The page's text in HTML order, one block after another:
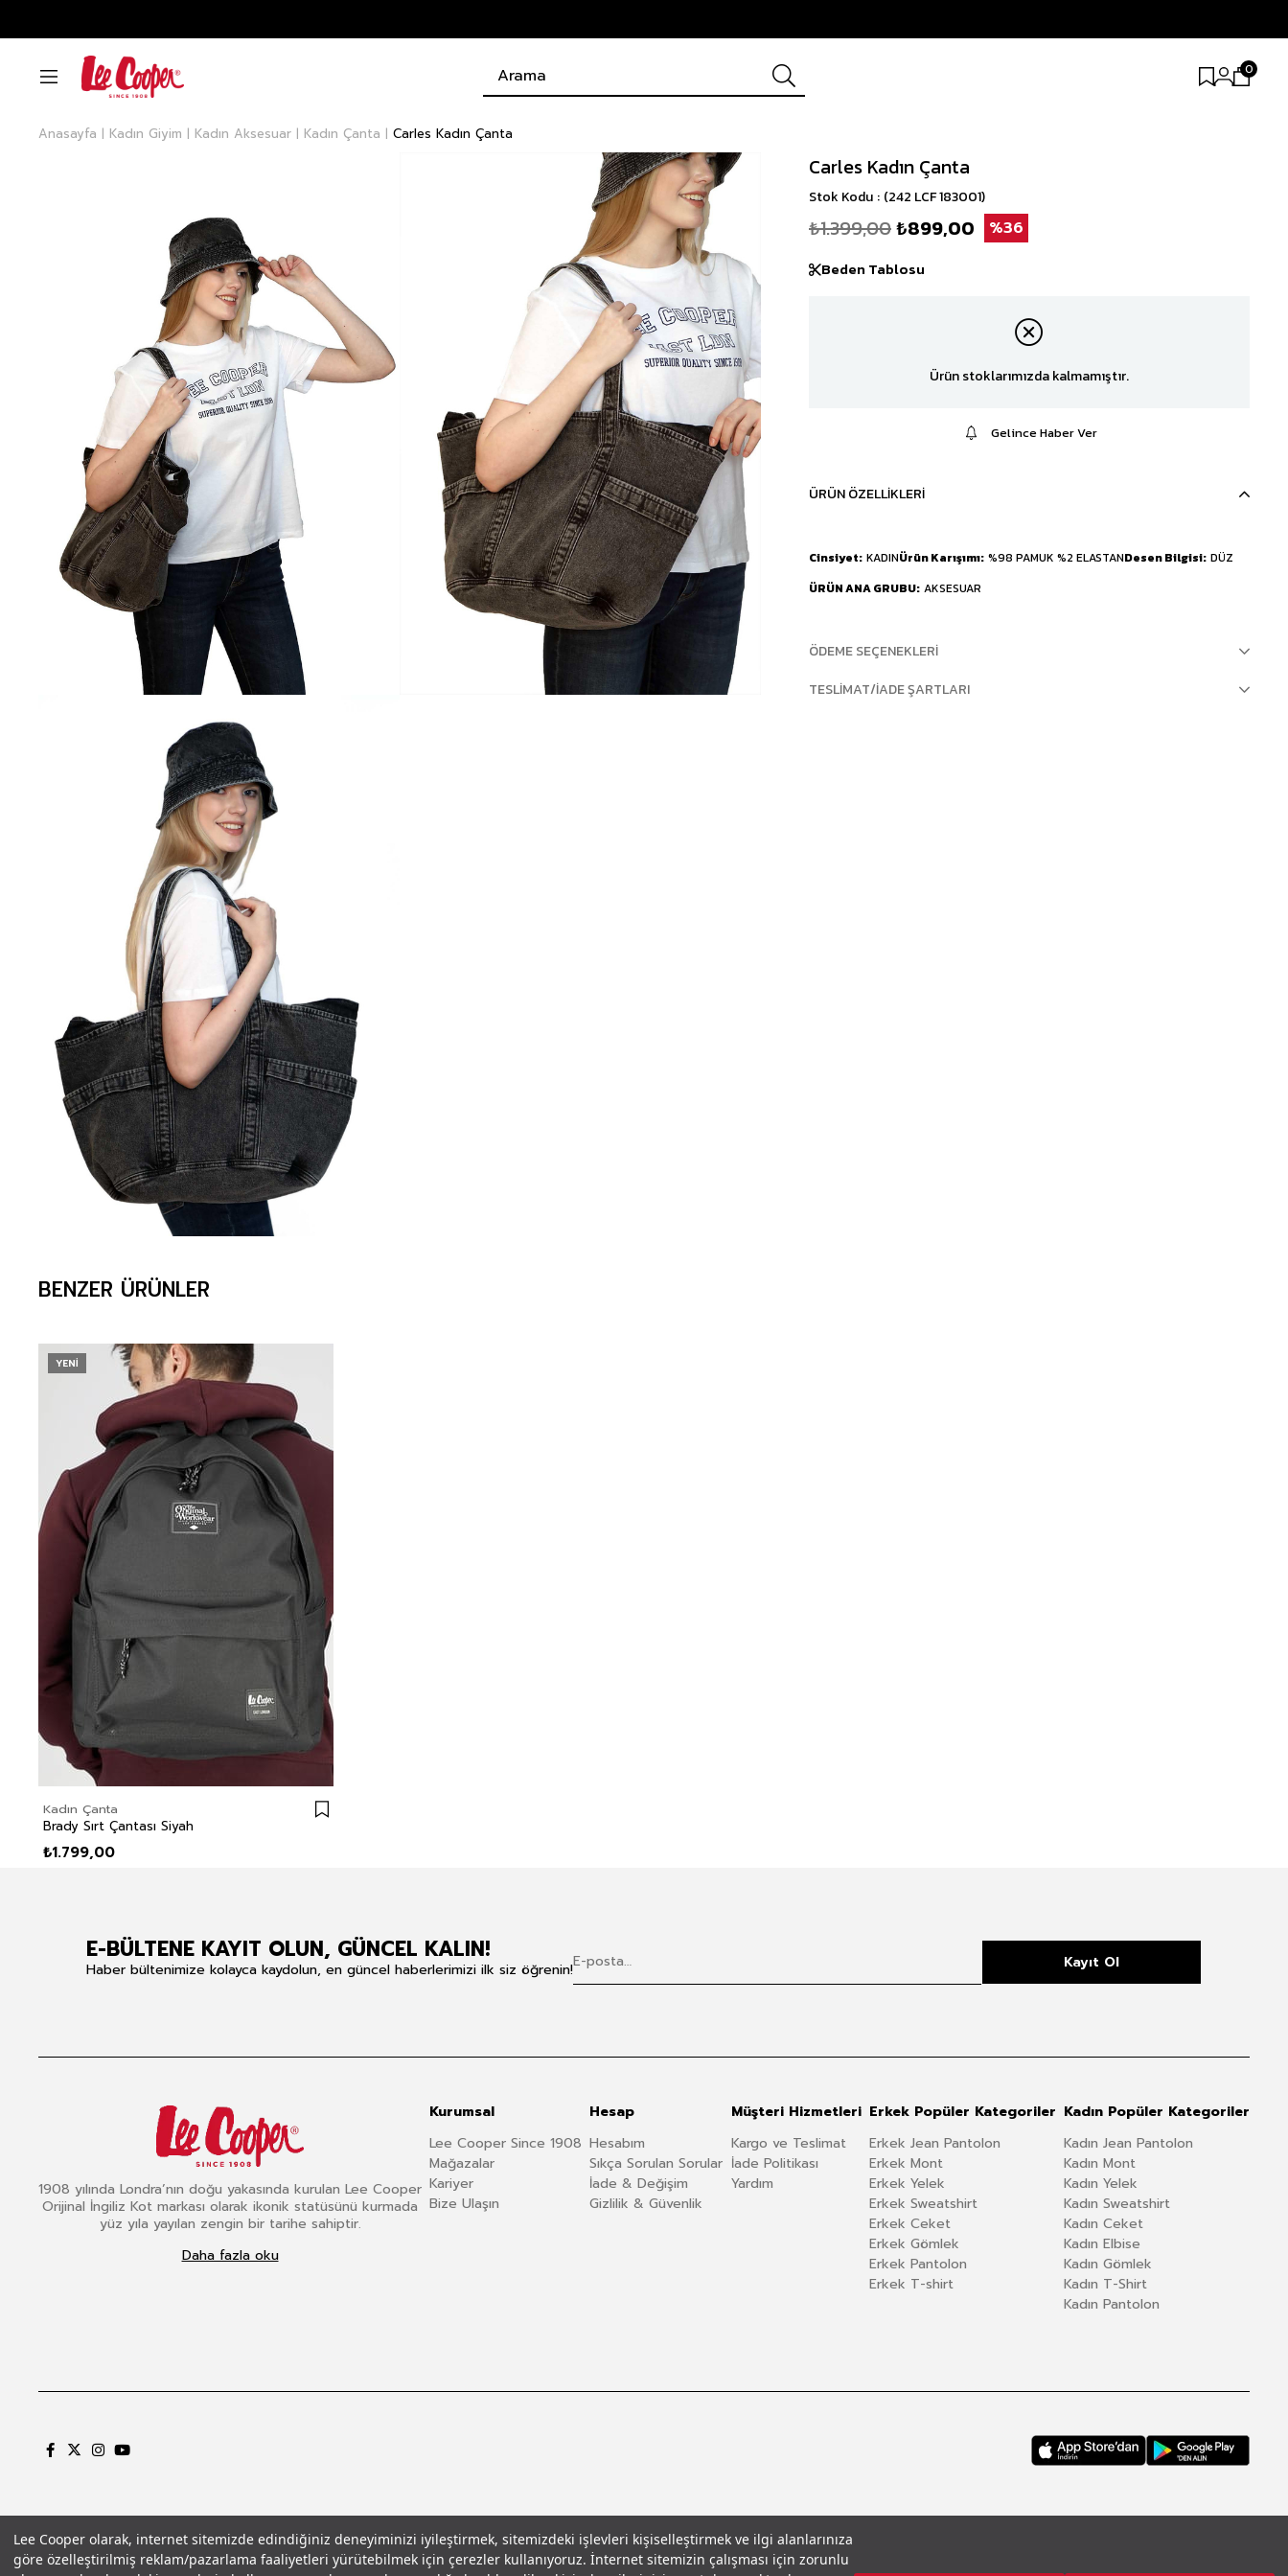
Lee Cooper olarak, internet sitemizde edindiğiniz deneyiminizi iyileştirmek, sitemizdeki işlevleri kişiselleştirmek ve ilgi alanlarınıza
göre özelleştirilmiş reklam/pazarlama faaliyetleri yürütebilmek için çerezler kullanıyoruz. İnternet sitemizin çalışması için zorunlu
0
Anasayfa Kadın Giyim Kadın Aksesuar Kadın Çanta Carles Kadın Çanta
Carles Kadın Çanta
Stok Kodu (242 LCF 183001)
₺1.399,00₺899,00 36
Beden Tablosu
Ürün stoklarımızda kalmamıştır.
Gelince Haber Ver
ÜRÜN ÖZELLIKLERI
Cinsiyet KADINÜrün Karışımı %98 PAMUK %2 ELASTANDesen Bilgisi DÜZ
ÜRÜN ANA GRUBU AKSESUAR
ÖDEME SEÇENEKLERI
TESLIMAT/İADE ŞARTLARI
BENZER ÜRÜNLER
Kadın Çanta
Brady Sırt Çantası Siyah
₺1.799,00
YENI
E-BÜLTENE KAYIT OLUN, GÜNCEL KALIN!
Haber bültenimize kolayca kaydolun, en güncel haberlerimizi ilk siz öğrenin! Kayıt Ol
1908 yılında Londra’nın doğu yakasında kurulan Lee Cooper
Orijinal İngiliz Kot markası olarak ikonik statüsünü kurmada
yüz yıla yayılan zengin bir tarihe sahiptir.
Daha fazla oku
Kurumsal
Lee Cooper Since 1908
Mağazalar
Kariyer
Bize Ulaşın
Hesap
Hesabım
Sıkça Sorulan Sorular
İade & Değişim
Gizlilik & Güvenlik
Müşteri Hizmetleri
Kargo ve Teslimat
İade Politikası
Yardım
Erkek Popüler Kategoriler
Erkek Jean Pantolon
Erkek Mont
Erkek Yelek
Erkek Sweatshirt
Erkek Ceket
Erkek Gömlek
Erkek Pantolon
Erkek T-shirt
Kadın Popüler Kategoriler
Kadın Jean Pantolon
Kadın Mont
Kadın Yelek
Kadın Sweatshirt
Kadın Ceket
Kadın Elbise
Kadın Gömlek
Kadın T-Shirt
Kadın Pantolon
Gizlilik PolitikasıÇerez PolitikasıKVKK Aydınlatma MetniŞartlar ve Koşullar© 2026 Leecooper - Tüm Hakları Saklıdır.